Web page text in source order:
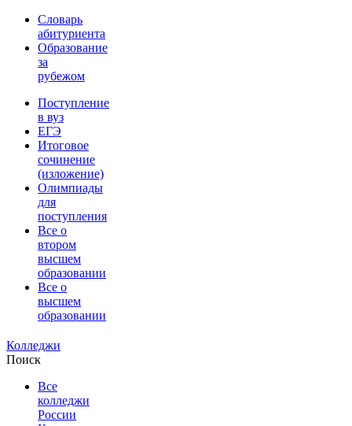
Словарь
абитуриента
Образование
за
рубежом
Поступление
в вуз
ЕГЭ
Итоговое
сочинение
(изложение)
Олимпиады
для
поступления
Все о
втором
высшем
образовании
Все о
высшем
образовании
Колледжи
Поиск
Все
колледжи
России